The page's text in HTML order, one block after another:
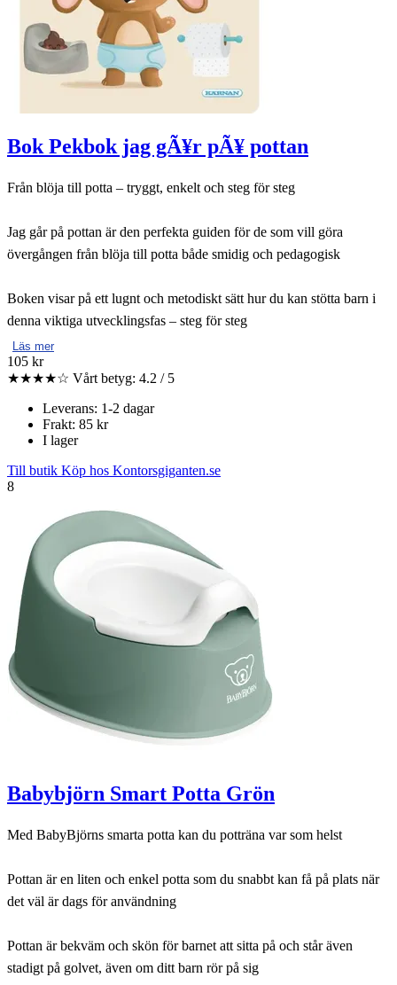
Bok Pekbok jag gÃ¥r pÃ¥ pottan
Från blöja till potta – tryggt, enkelt och steg för steg
Jag går på pottan är den perfekta guiden för de som vill göra
övergången från blöja till potta både smidig och pedagogisk
Boken visar på ett lugnt och metodiskt sätt hur du kan stötta barn i
denna viktiga utvecklingsfas – steg för steg
Läs mer
105 kr
★★★★☆ Vårt betyg: 4.2 / 5
Leverans: 1-2 dagar
Frakt: 85 kr
I lager
Till butik Köp hos Kontorsgiganten.se
8
Babybjörn Smart Potta Grön
Med BabyBjörns smarta potta kan du potträna var som helst
Pottan är en liten och enkel potta som du snabbt kan få på plats när
det väl är dags för användning
Pottan är bekväm och skön för barnet att sitta på och står även
stadigt på golvet, även om ditt barn rör på sig